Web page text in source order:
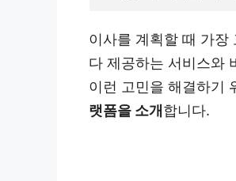
이사를 계획할 때 가장
다 제공하는 서비스와
이런 고민을 해결하기
랫폼을 소개합니다.